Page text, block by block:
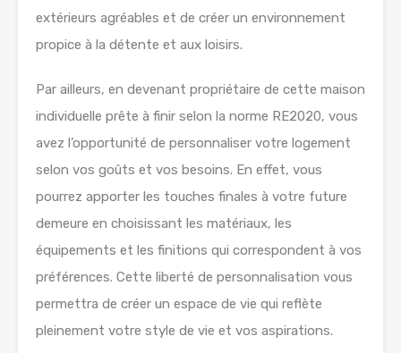
extérieurs agréables et de créer un environnement
propice à la détente et aux loisirs.
Par ailleurs, en devenant propriétaire de cette maison
individuelle prête à finir selon la norme RE2020, vous
avez l’opportunité de personnaliser votre logement
selon vos goûts et vos besoins. En effet, vous
pourrez apporter les touches finales à votre future
demeure en choisissant les matériaux, les
équipements et les finitions qui correspondent à vos
préférences. Cette liberté de personnalisation vous
permettra de créer un espace de vie qui reflète
pleinement votre style de vie et vos aspirations.